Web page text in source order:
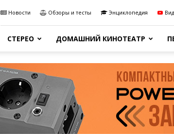
Новости Обзоры и тесты Энциклопедия
СТЕРЕО ДОМАШНИЙ КИНОТЕАТР